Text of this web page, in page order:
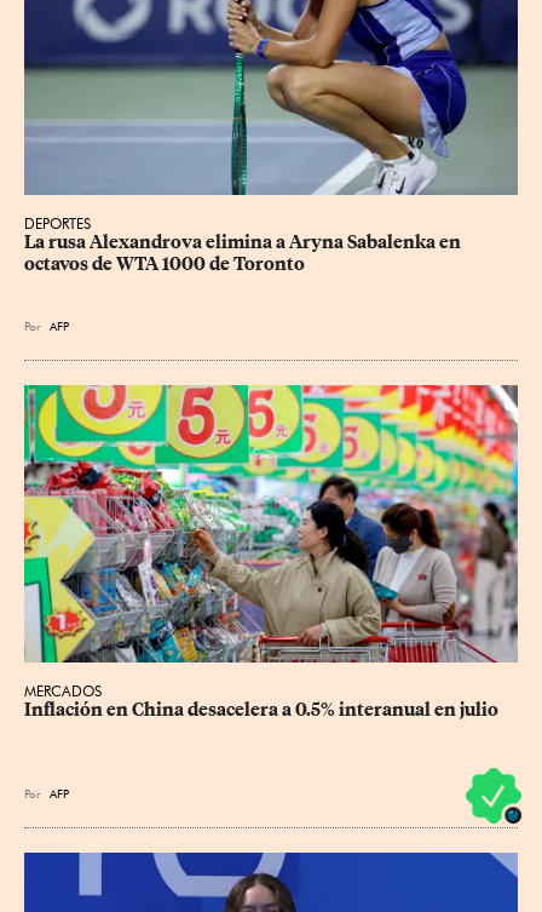
DEPORTES
La rusa Alexandrova elimina a Aryna Sabalenka en
octavos de WTA 1000 de Toronto
Por AFP
MERCADOS
Inflación en China desacelera a 0.5% interanual en julio
Por AFP